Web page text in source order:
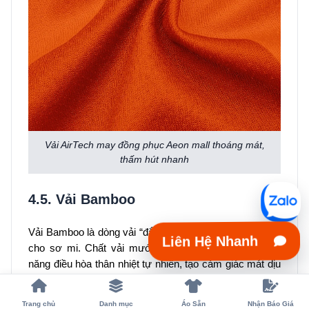
Vải AirTech may đồng phục Aeon mall thoáng mát,
thấm hút nhanh
4.5. Vải Bamboo
Vải Bamboo là dòng vải “đắt xắt ra miếng” chuyên dùng
cho sơ mi. Chất vải mướt mịn và mềm mại, có khả
năng điều hòa thân nhiệt tự nhiên, tạo cảm giác mát dịu
khi mặc. Sợi vải chứa Bamboo Kun giúp kháng khuẩn,
khử mùi tốt và hỗ trợ chống tia UV. Khả năng thấm hút
Trang chủ Danh mục Áo Sẵn Nhận Báo Giá
Liên Hệ Nhanh